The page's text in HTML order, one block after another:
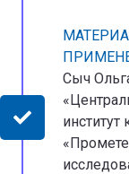
Сыч